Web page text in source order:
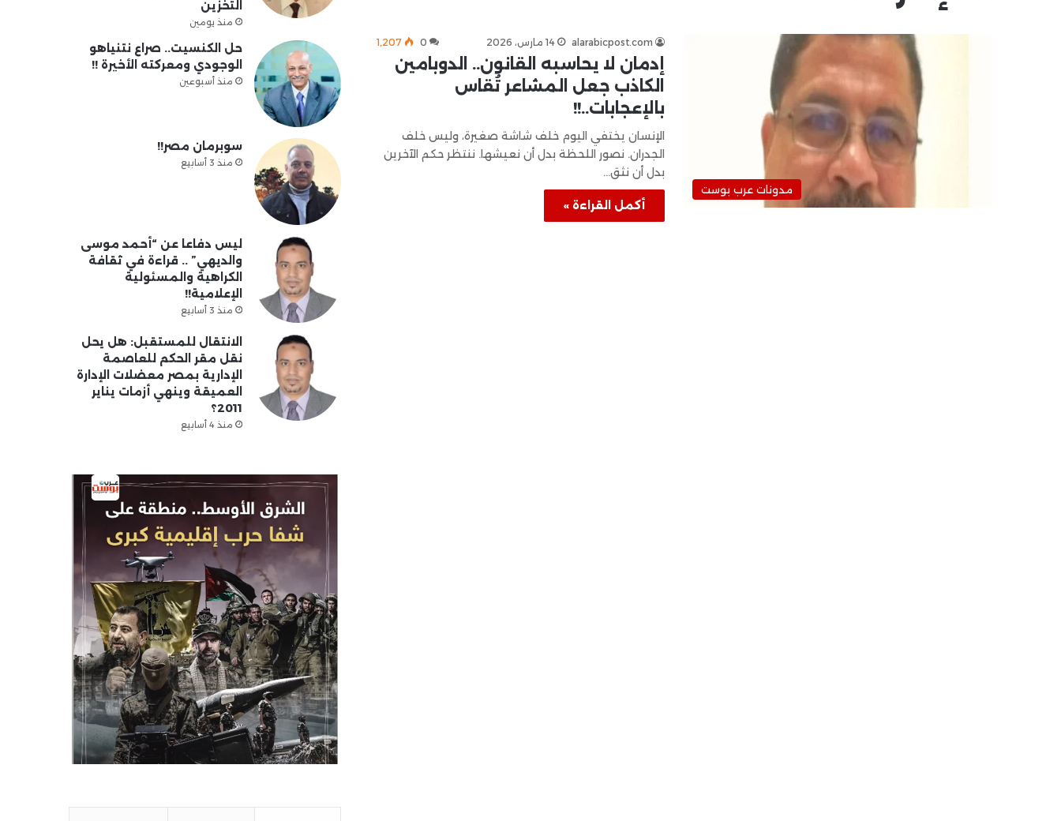
مدونات عرب بوست
alarabicpost.com 14 مارس، 2026 0 1٬207
إدمان لا يحاسبه القانون.. الدوبامين
الكاذب جعل المشاعر تُقاس
بالإعجابات..!!
الإنسان يختفي اليوم خلف شاشة صغيرة، وليس خلف
الجدران. نصور اللحظة بدل أن نعيشها. ننتظر حكم الآخرين
بدل أن نثق…
أكمل القراءة »
التخزين
منذ يومين
حل الكنسيت.. صراع نتنياهو
الوجودي ومعركته الأخيرة !!
منذ أسبوعين
سوبرمان مصر!!
منذ 3 أسابيع
ليس دفاعا عن “أحمد موسى
والديهي” .. قراءة في ثقافة
الكراهية والمسئولية
الإعلامية!!
منذ 3 أسابيع
الانتقال للمستقبل: هل يحل
نقل مقر الحكم للعاصمة
الإدارية بمصر معضلات الإدارة
العميقة وينهي أزمات يناير
2011؟
منذ 4 أسابيع